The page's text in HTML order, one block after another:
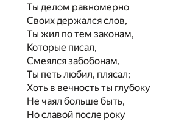
Ты делом равномерно
Своих держался слов,
Ты жил по тем законам,
Которые писал,
Смеялся забобонам,
Ты петь любил, плясал;
Хоть в вечность ты глубоку
Не чаял больше быть,
Но славой после року